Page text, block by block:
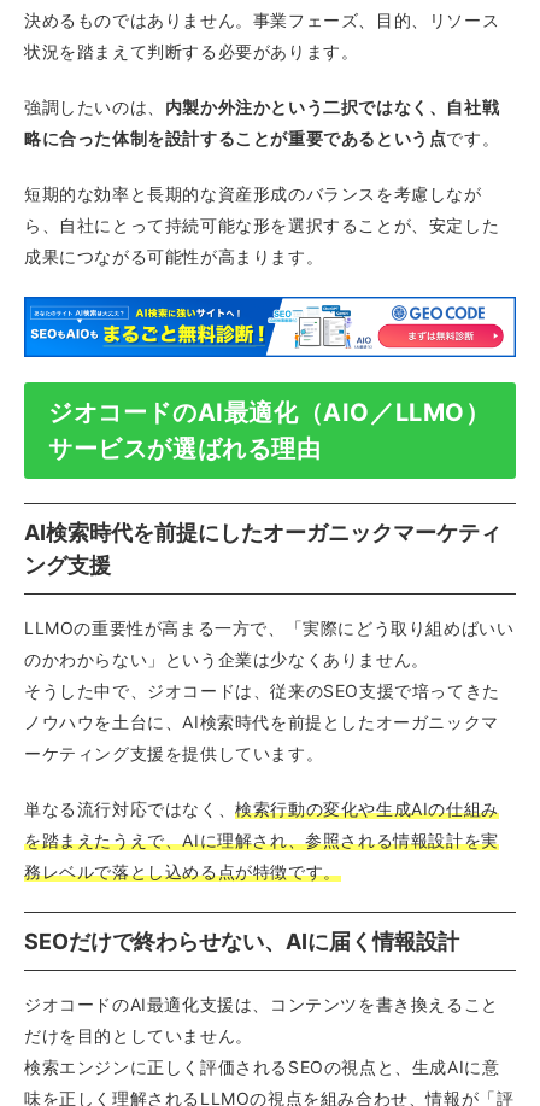
決めるものではありません。事業フェーズ、目的、リソース
状況を踏まえて判断する必要があります。
強調したいのは、 内製か外注かという二択ではなく、自社戦
略に合った体制を設計することが重要であるという点です。
短期的な効率と長期的な資産形成のバランスを考慮しなが
ら、自社にとって持続可能な形を選択することが、安定した
成果につながる可能性が高まります。
ジオコードのAI最適化（AIO／LLMO）
サービスが選ばれる理由
AI検索時代を前提にしたオーガニックマーケティ
ング支援
LLMOの重要性が高まる一方で、「実際にどう取り組めばいい
のかわからない」という企業は少なくありません。
そうした中で、ジオコードは、従来のSEO支援で培ってきた
ノウハウを土台に、AI検索時代を前提としたオーガニックマ
ーケティング支援を提供しています。
単なる流行対応ではなく、検索行動の変化や生成AIの仕組み
を踏まえたうえで、AIに理解され、参照される情報設計を実
務レベルで落とし込める点が特徴です。
SEOだけで終わらせない、AIに届く情報設計
ジオコードのAI最適化支援は、コンテンツを書き換えること
だけを目的としていません。
検索エンジンに正しく評価されるSEOの視点と、生成AIに意
味を正しく理解されるLLMOの視点を組み合わせ、情報が「評